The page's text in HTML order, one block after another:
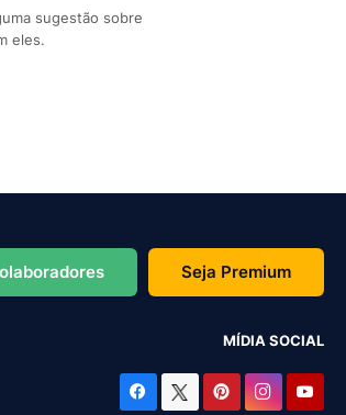
sugestão sobre
eles.
Seja Premium
MÍDIA SOCIAL